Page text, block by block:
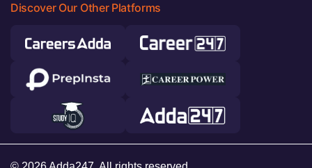
Discover Our Other Platforms